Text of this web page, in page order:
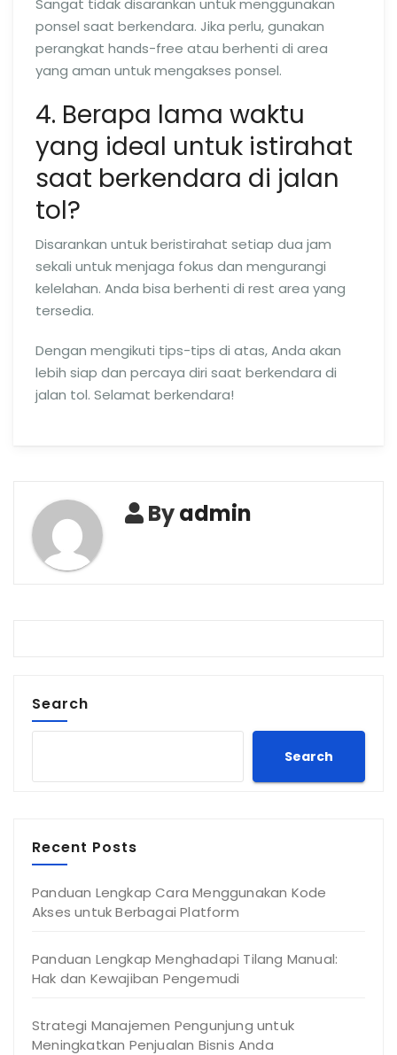
Sangat tidak disarankan untuk menggunakan
ponsel saat berkendara. Jika perlu, gunakan
perangkat hands-free atau berhenti di area
yang aman untuk mengakses ponsel.
4. Berapa lama waktu
yang ideal untuk istirahat
saat berkendara di jalan
tol?
Disarankan untuk beristirahat setiap dua jam
sekali untuk menjaga fokus dan mengurangi
kelelahan. Anda bisa berhenti di rest area yang
tersedia.
Dengan mengikuti tips-tips di atas, Anda akan
lebih siap dan percaya diri saat berkendara di
jalan tol. Selamat berkendara!
Byadmin
Search
Search
Recent Posts
Panduan Lengkap Cara Menggunakan Kode
Akses untuk Berbagai Platform
Panduan Lengkap Menghadapi Tilang Manual:
Hak dan Kewajiban Pengemudi
Strategi Manajemen Pengunjung untuk
Meningkatkan Penjualan Bisnis Anda